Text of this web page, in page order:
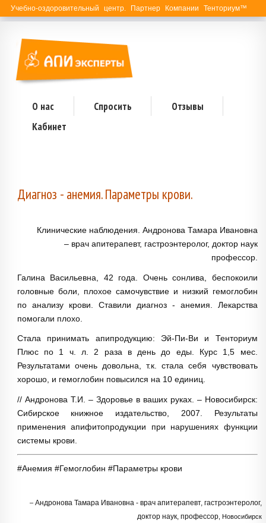
Учебно-оздоровительный центр. Партнер Компании Тенториум™
О нас Спросить
Отзывы
Кабинет
Диагноз - анемия. Параметры крови.
Клинические наблюдения. Андронова Тамара Ивановна
– врач апитерапевт, гастроэнтеролог, доктор наук
профессор.
Галина Васильевна, 42 года. Очень сонлива, беспокоили
головные боли, плохое самочувствие и низкий гемоглобин
по анализу крови. Ставили диагноз - анемия. Лекарства
помогали плохо.
Стала принимать апипродукцию: Эй-Пи-Ви и Тенториум
Плюс по 1 ч. л. 2 раза в день до еды. Курс 1,5 мес.
Результатами очень довольна, т.к. стала себя чувствовать
хорошо, и гемоглобин повысился на 10 единиц.
// Андронова Т.И. – Здоровье в ваших руках. – Новосибирск:
Сибирское книжное издательство, 2007. Результаты
применения апифитопродукции при нарушениях функции
системы крови.
#Анемия #Гемоглобин #Параметры крови
Андронова Тамара Ивановна - врач апитерапевт, гастроэнтеролог,
доктор наук, профессор
Новосибирск